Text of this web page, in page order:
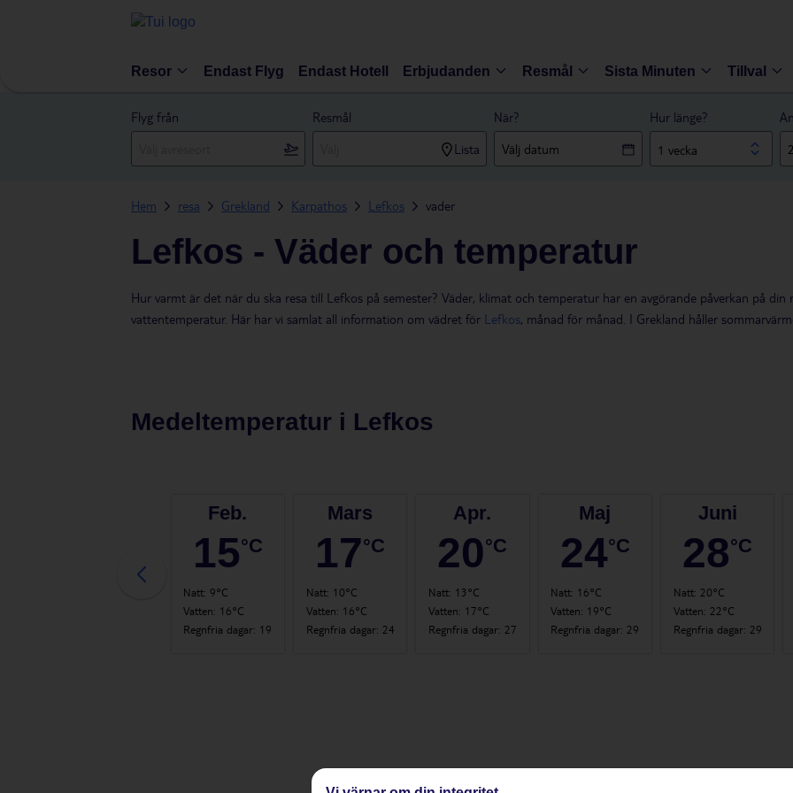
Resor Endast Flyg Endast Hotell Erbjudanden Resmål Sista Minuten Tillval
Flyg från
Resmål
Lista
När? Hur länge?
1 vecka
Hem resa Grekland Karpathos Lefkos vader
Lefkos - Väder och temperatur
Hur varmt är det när du ska resa till Lefkos på semester? Väder, klimat och temperatur har en avgörande påverkan på
vattentemperatur. Här har vi samlat all information om vädret för Lefkos, månad för månad. I Grekland håller
Medeltemperatur i Lefkos
Feb.
15°C
Natt: 9°C
Vatten: 16°C
Regnfria dagar: 19
Mars
17°C
Natt: 10°C
Vatten: 16°C
Regnfria dagar: 24
Apr.
20°C
Natt: 13°C
Vatten: 17°C
Regnfria dagar: 27
Maj
24°C
Natt: 16°C
Vatten: 19°C
Regnfria dagar: 29
Juni
28°C
Natt: 20°C
Vatten: 22°C
Regnfria dagar: 29